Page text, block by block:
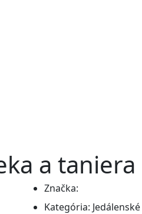
a taniera
Značka:
Kategória: